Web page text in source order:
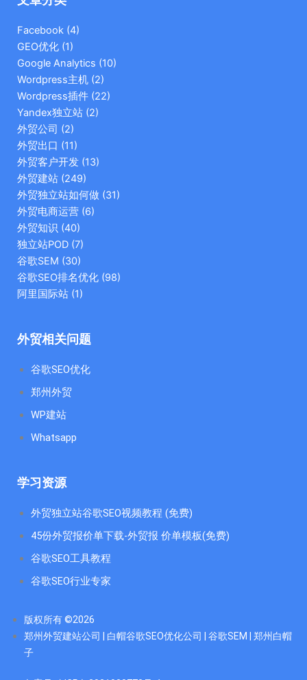
Facebook (4)
GEO优化 (1)
Google Analytics (10)
Wordpress主机 (2)
Wordpress插件 (22)
Yandex独立站 (2)
外贸公司 (2)
外贸出口 (11)
外贸客户开发 (13)
外贸建站 (249)
外贸独立站如何做 (31)
外贸电商运营 (6)
外贸知识 (40)
独立站POD (7)
谷歌SEM (30)
谷歌SEO排名优化 (98)
阿里国际站 (1)
外贸相关问题
谷歌SEO优化
郑州外贸
WP建站
Whatsapp
学习资源
外贸独立站谷歌SEO视频教程 (免费)
45份外贸报价单下载-外贸报 价单模板(免费)
谷歌SEO工具教程
谷歌SEO行业专家
版权所有 ©2026
郑州外贸建站公司 | 白帽谷歌SEO优化公司 | 谷歌SEM | 郑州白帽
子